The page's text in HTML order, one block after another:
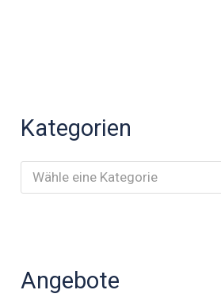
Kategorien
Wähle eine Kategorie
Angebote